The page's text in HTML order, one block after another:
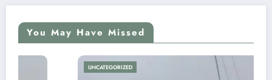
You May Have Missed